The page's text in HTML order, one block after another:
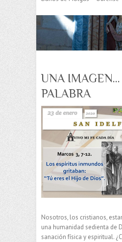
UNA
PALABRA
Nosotros, los cristianos,
una humanidad sedienta de
sanación física y espiritual.